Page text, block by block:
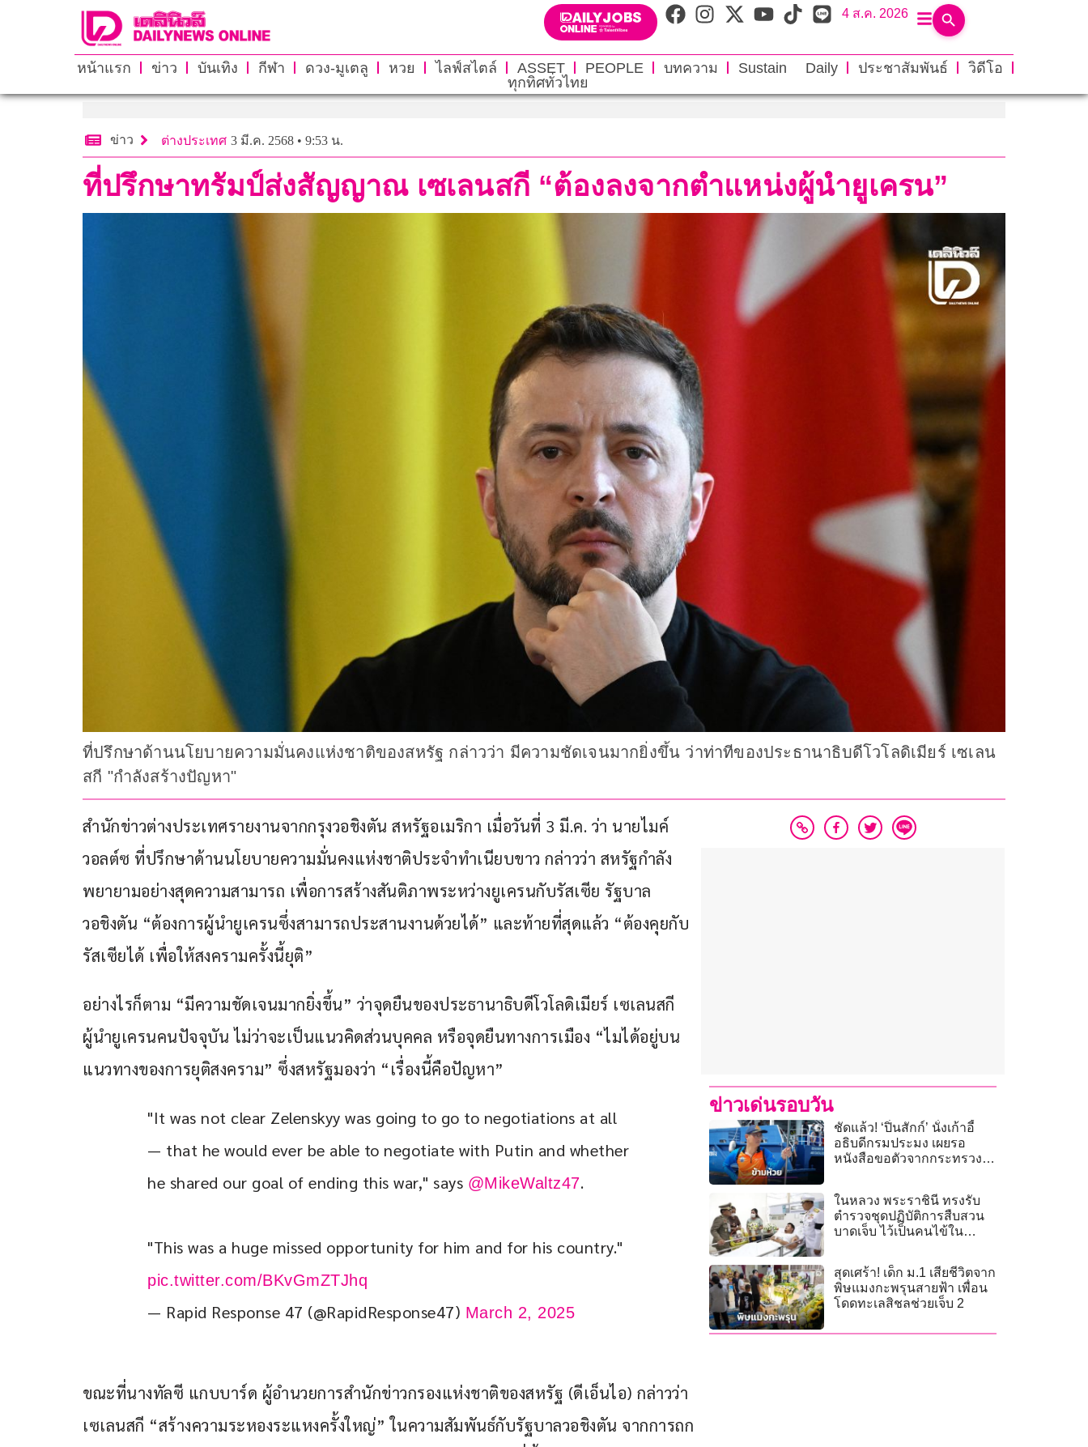
4 ส.ค. 2026
หน้าแรก ข่าว บันเทิง กีฬา ดวง-มูเตลู หวย ไลฟ์สไตล์ ASSET PEOPLE บทความ Sustain Daily ประชาสัมพันธ์
วิดีโอ
ทุกทิศทั่วไทย
ข่าว ต่างประเทศ 3 มี.ค. 2568 • 9:53 น.
ที่ปรึกษาทรัมป์ส่งสัญญาณ เซเลนสกี “ต้องลงจากตำแหน่งผู้นำยูเครน”
ที่ปรึกษาด้านนโยบายความมั่นคงแห่งชาติของสหรัฐ กล่าวว่า มีความชัดเจนมากยิ่งขึ้น ว่าท่าทีของประธานาธิบดีโวโลดิเมียร์ เซเลน
สกี "กำลังสร้างปัญหา"
สำนักข่าวต่างประเทศรายงานจากกรุงวอชิงตัน สหรัฐอเมริกา เมื่อวันที่ 3 มี.ค. ว่า นายไมค์
วอลต์ซ ที่ปรึกษาด้านนโยบายความมั่นคงแห่งชาติประจำทำเนียบขาว กล่าวว่า สหรัฐกำลัง
พยายามอย่างสุดความสามารถ เพื่อการสร้างสันติภาพระหว่างยูเครนกับรัสเซีย รัฐบาล
วอชิงตัน “ต้องการผู้นำยูเครนซึ่งสามารถประสานงานด้วยได้” และท้ายที่สุดแล้ว “ต้องคุยกับ
รัสเซียได้ เพื่อให้สงครามครั้งนี้ยุติ”
อย่างไรก็ตาม “มีความชัดเจนมากยิ่งขึ้น” ว่าจุดยืนของประธานาธิบดีโวโลดิเมียร์ เซเลนสกี
ผู้นำยูเครนคนปัจจุบัน ไม่ว่าจะเป็นแนวคิดส่วนบุคคล หรือจุดยืนทางการเมือง “ไมได้อยู่บน
แนวทางของการยุติสงคราม” ซึ่งสหรัฐมองว่า “เรื่องนี้คือปัญหา”
"It was not clear Zelenskyy was going to go to negotiations at all
— that he would ever be able to negotiate with Putin and whether
he shared our goal of ending this war," says @MikeWaltz47.
"This was a huge missed opportunity for him and for his country."
pic.twitter.com/BKvGmZTJhq
— Rapid Response 47 (@RapidResponse47) March 2, 2025
ขณะที่นางทัลซี แกบบาร์ด ผู้อำนวยการสำนักข่าวกรองแห่งชาติของสหรัฐ (ดีเอ็นไอ) กล่าวว่า
เซเลนสกี “สร้างความระหองระแหงครั้งใหญ่” ในความสัมพันธ์กับรัฐบาลวอชิงตัน จากการถก
ข่าวเด่นรอบวัน
ชัดแล้ว! ‘ปิ่นสักก์’ นั่งเก้าอี้
อธิบดีกรมประมง เผยรอ
หนังสือขอตัวจากกระทรวง
ในหลวง พระราชินี ทรงรับ
ตำรวจชุดปฏิบัติการสืบสวน
บาดเจ็บ ไว้เป็นคนไข้ใน
สุดเศร้า! เด็ก ม.1 เสียชีวิตจาก
พิษแมงกะพรุนสายฟ้า เพื่อน
โดดทะเลสิชลช่วยเจ็บ 2